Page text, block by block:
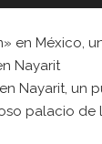
en México,
Nayarit
Nayarit, un
palacio de